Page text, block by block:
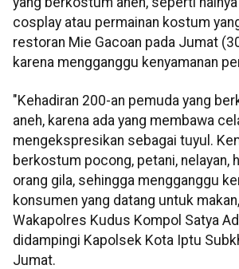
cosplay atau permainan kostum
restoran Mie Gacoan pada Jumat
karena mengganggu kenyamanan
"Kehadiran 200-an pemuda yang
aneh, karena ada yang membawa
mengekspresikan sebagai tuyul.
berkostum pocong, petani, nelayan,
orang gila, sehingga mengganggu
konsumen yang datang untuk
Wakapolres Kudus Kompol Satya
didampingi Kapolsek Kota Iptu
Jumat.